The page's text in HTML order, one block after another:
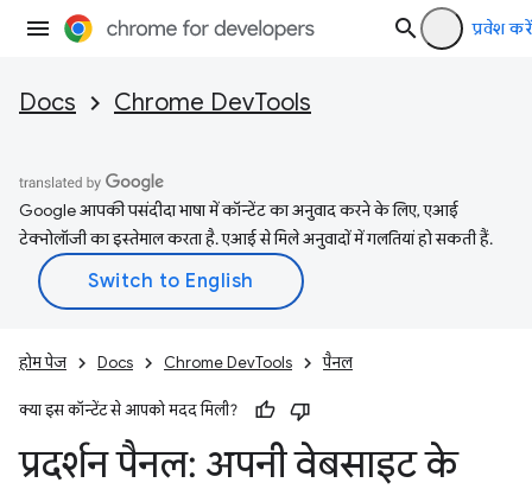
प्रवेश करें
Docs Chrome DevTools
Google आपकी पसंदीदा भाषा में कॉन्टेंट का अनुवाद करने के लिए, एआई
टेक्नोलॉजी का इस्तेमाल करता है. एआई से मिले अनुवादों में गलतियां हो सकती हैं.
होम पेज Docs Chrome DevTools पैनल
क्या इस कॉन्टेंट से आपको मदद मिली?
प्रदर्शन पैनल: अपनी वेबसाइट के